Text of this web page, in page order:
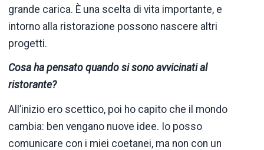
grande carica. È una scelta di vita importante, e
intorno alla ristorazione possono nascere altri
progetti.
Cosa ha pensato quando si sono avvicinati al
ristorante?
All’inizio ero scettico, poi ho capito che il mondo
cambia: ben vengano nuove idee. Io posso
comunicare con i miei coetanei, ma non con un